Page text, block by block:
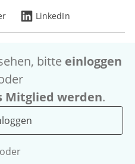
LinkedIn
bitte einloggen
Mitglied werden.
oder